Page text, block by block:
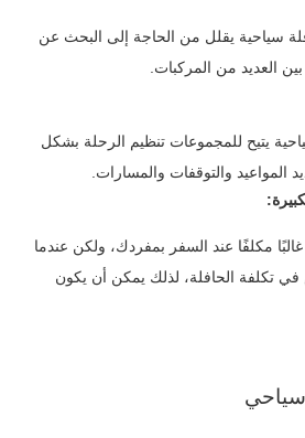
سياحية يقلل من الحاجة إلى البحث عن
العديد من المركبات.
يتيح للمجموعات تنظيم الرحلة بشكل
المواعيد والتوقفات والمسارات.
غالبًا مكلفًا عند السفر بمفردك، ولكن عندما
تكلفة الحافلة، لذلك يمكن أن يكون
سياحي